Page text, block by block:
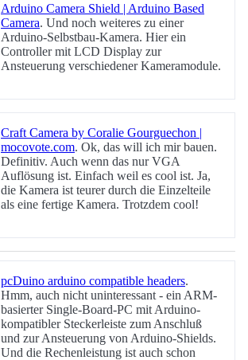
Arduino Camera Shield | Arduino Based
Camera. Und noch weiteres zu einer
Arduino-Selbstbau-Kamera. Hier ein
Controller mit LCD Display zur
Ansteuerung verschiedener Kameramodule.
Craft Camera by Coralie Gourguechon |
mocovote.com. Ok, das will ich mir bauen.
Definitiv. Auch wenn das nur VGA
Auflösung ist. Einfach weil es cool ist. Ja,
die Kamera ist teurer durch die Einzelteile
als eine fertige Kamera. Trotzdem cool!
pcDuino arduino compatible headers.
Hmm, auch nicht uninteressant - ein ARM-
basierter Single-Board-PC mit Arduino-
kompatibler Steckerleiste zum Anschluß
und zur Ansteuerung von Arduino-Shields.
Und die Rechenleistung ist auch schon